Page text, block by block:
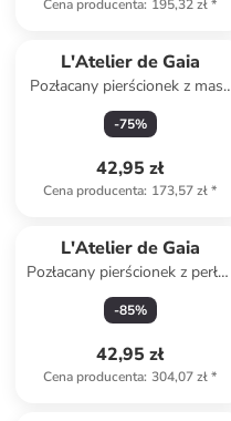
Cena producenta: 195,32 zł*
L'Atelier de Gaia
Pozłacany pierścionek z masą
perłową
-75%
42,95 zł
Cena producenta: 173,57 zł*
L'Atelier de Gaia
Pozłacany pierścionek z perłą i
kamieniami szlachetnymi
-85%
42,95 zł
Cena producenta: 304,07 zł*